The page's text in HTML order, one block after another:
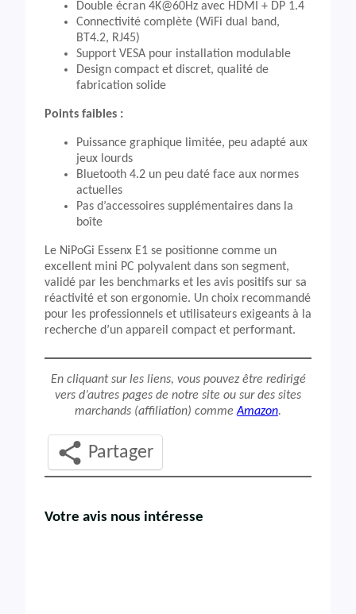
Double écran 4K@60Hz avec HDMI + DP 1.4
Connectivité complète (WiFi dual band,
BT4.2, RJ45)
Support VESA pour installation modulable
Design compact et discret, qualité de
fabrication solide
Points faibles :
Puissance graphique limitée, peu adapté aux
jeux lourds
Bluetooth 4.2 un peu daté face aux normes
actuelles
Pas d’accessoires supplémentaires dans la
boîte
Le NiPoGi Essenx E1 se positionne comme un
excellent mini PC polyvalent dans son segment,
validé par les benchmarks et les avis positifs sur sa
réactivité et son ergonomie. Un choix recommandé
pour les professionnels et utilisateurs exigeants à la
recherche d’un appareil compact et performant.
En cliquant sur les liens, vous pouvez être redirigé
vers d’autres pages de notre site ou sur des sites
marchands (affiliation) commeAmazon.
Partager
Votre avis nous intéresse